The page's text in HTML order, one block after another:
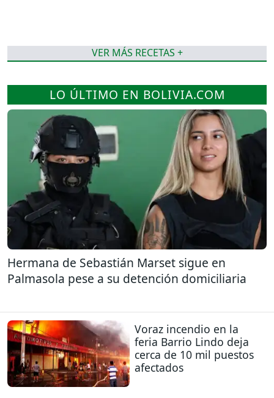
VER MÁS RECETAS +
LO ÚLTIMO EN BOLIVIA.COM
Hermana de Sebastián Marset sigue en
Palmasola pese a su detención domiciliaria
Voraz incendio en la
feria Barrio Lindo deja
cerca de 10 mil puestos
afectados